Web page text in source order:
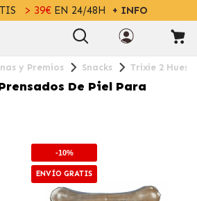
> 39€EN 24/48H + INFO
y Premios Snacks Trixie 2
De Piel Para
-10%
ENVÍO GRATIS